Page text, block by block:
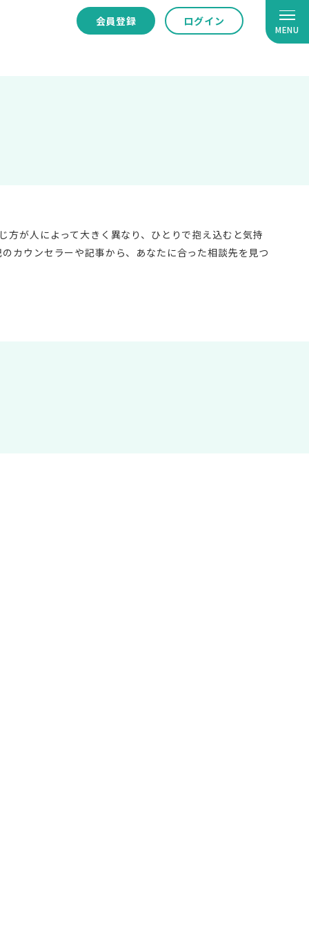
MENU
会員登録 ログイン
が人によって大きく異なり、ひとりで抱え込むと気持
カウンセラーや記事から、あなたに合った相談先を見つ